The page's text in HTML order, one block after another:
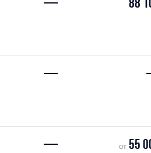
— 88
—
— от 55